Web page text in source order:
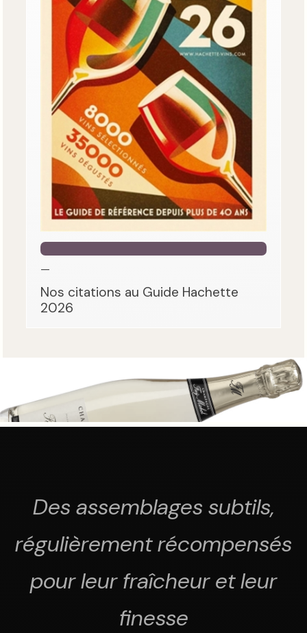
—
Nos citations au Guide Hachette
2026
Des assemblages subtils,
régulièrement récompensés
pour leur fraîcheur et leur
finesse